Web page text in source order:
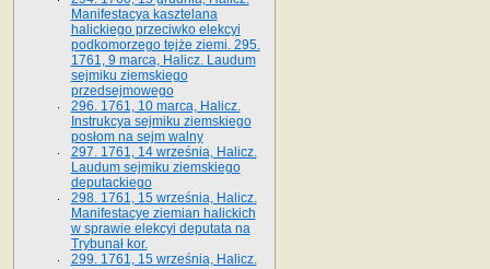
Manifestacya kasztelana
halickiego przeciwko elekcyi
podkomorzego tejże ziemi. 295.
1761, 9 marca, Halicz. Laudum
sejmiku ziemskiego
przedsejmowego
296. 1761, 10 marca, Halicz.
Instrukcya sejmiku ziemskiego
posłom na sejm walny
297. 1761, 14 września, Halicz.
Laudum sejmiku ziemskiego
deputackiego
298. 1761, 15 września, Halicz.
Manifestacye ziemian halickich
w sprawie elekcyi deputata na
Trybunał kor.
299. 1761, 15 września, Halicz.